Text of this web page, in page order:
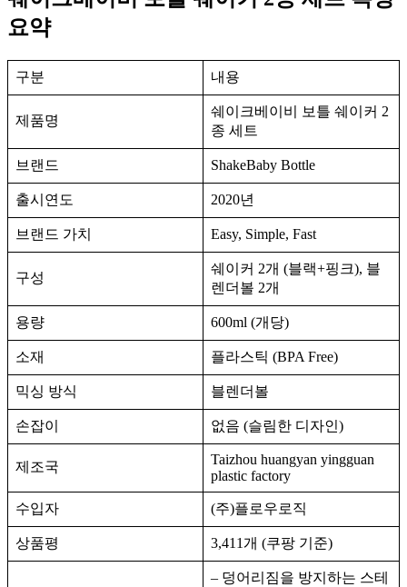
요약
구분 내용
제품명
쉐이크베이비 보틀 쉐이커 2
종 세트
브랜드 ShakeBaby Bottle
출시연도 2020년
브랜드 가치 Easy, Simple, Fast
구성
쉐이커 2개 (블랙+핑크), 블
렌더볼 2개
용량 600ml (개당)
소재 플라스틱 (BPA Free)
믹싱 방식 블렌더볼
손잡이 없음 (슬림한 디자인)
제조국
Taizhou huangyan yingguan
plastic factory
수입자 (주)플로우로직
상품평 3,411개 (쿠팡 기준)
– 덩어리짐을 방지하는 스테